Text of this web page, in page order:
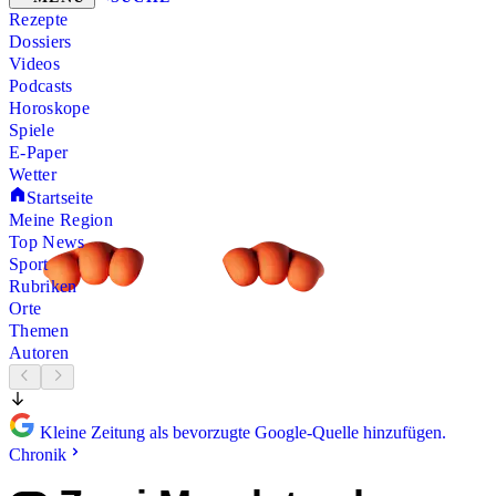
Rezepte
Dossiers
Videos
Podcasts
Horoskope
Spiele
E-Paper
Wetter
Startseite
Meine Region
Top News
Sport
Rubriken
Orte
Themen
Autoren
Kleine Zeitung als bevorzugte Google-Quelle hinzufügen.
Chronik